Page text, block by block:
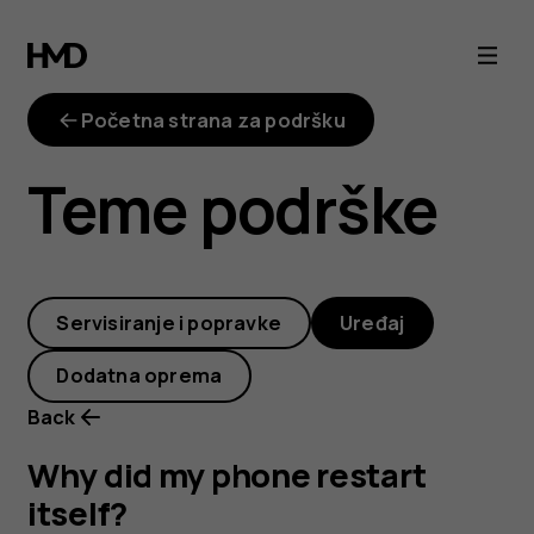
Why
did
my
phone
restart
itself?
Početna strana za podršku
Teme podrške
Servisiranje i popravke Uređaj
Dodatna oprema
Back
Why did my phone restart
itself?